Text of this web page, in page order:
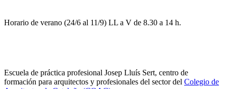
Horario de verano (24/6 al 11/9) LL a V de 8.30 a 14 h.
Escuela de práctica profesional Josep Lluís Sert, centro de
formación para arquitectos y profesionales del sector del Colegio de